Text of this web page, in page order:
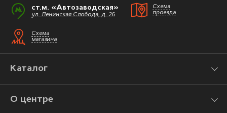
ст.м. «Автозаводская»
ул. Ленинская Слобода, д. 26
Схема
проезда
Схема
магазина
Каталог
О центре